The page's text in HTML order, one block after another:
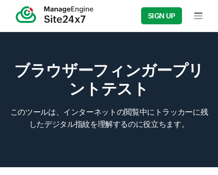
SIGN UP Input
ブラウザーフィンガープリ
ントテスト
このツールは、インターネットの閲覧中にトラッカーに残
したデジタル指紋を理解するのに役立ちます。